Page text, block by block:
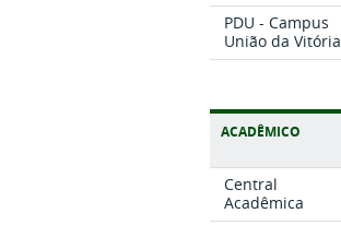
PDU - Campus
União da Vitória
ACADÊMICO
Central
Acadêmica